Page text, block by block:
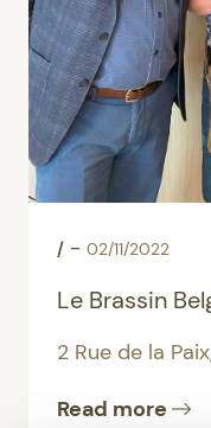
/ - 02/11/2022
Le Brassin
2 Rue de la
Read more